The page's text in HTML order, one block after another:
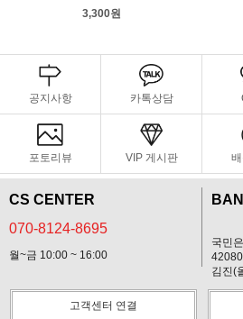
3,300원
공지사항 카톡상담
포토리뷰 VIP 게시판
CS CENTER
070-8124-8695
월~금 10:00 ~ 16:00
국민
김진(
고객센터 연결